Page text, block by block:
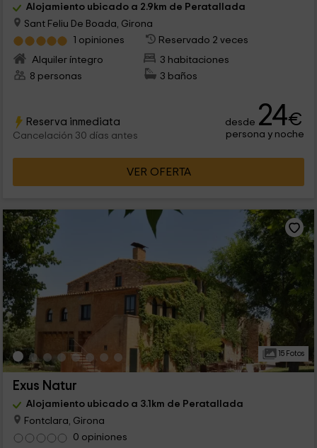
Alojamiento ubicado a 2.9km de Peratallada
Sant Feliu De Boada, Girona
1 opiniones
Reservado 2 veces
Alquiler íntegro
3 habitaciones
8 personas
3 baños
Reserva inmediata
Cancelación 30 días antes
desde 24€
persona y noche
VER OFERTA
15 Fotos
Exus Natur
Alojamiento ubicado a 3.1km de Peratallada
Fontclara, Girona
0 opiniones